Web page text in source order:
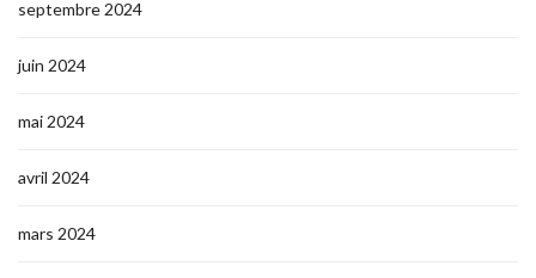
septembre 2024
juin 2024
mai 2024
avril 2024
mars 2024